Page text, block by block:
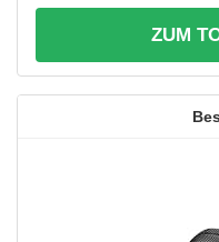
ZUM